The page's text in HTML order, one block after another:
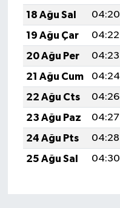
18 Ağu Sal
04:20
19 Ağu Çar
04:22
20 Ağu Per
04:23
21 Ağu Cum
04:24
22 Ağu Cts
04:26
23 Ağu Paz
04:27
24 Ağu Pts
04:28
25 Ağu Sal
04:30